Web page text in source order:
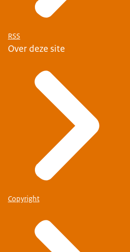
RSS
Over deze site
Copyright